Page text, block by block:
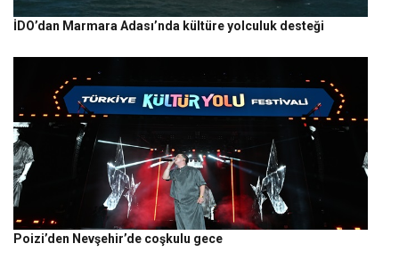
İDO’dan Marmara Adası’nda kültüre yolculuk desteği
Poizi’den Nevşehir’de coşkulu gece